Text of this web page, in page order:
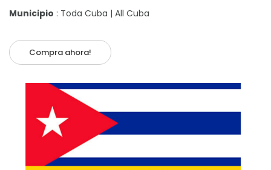
Municipio : Toda Cuba | All Cuba
Compra ahora!